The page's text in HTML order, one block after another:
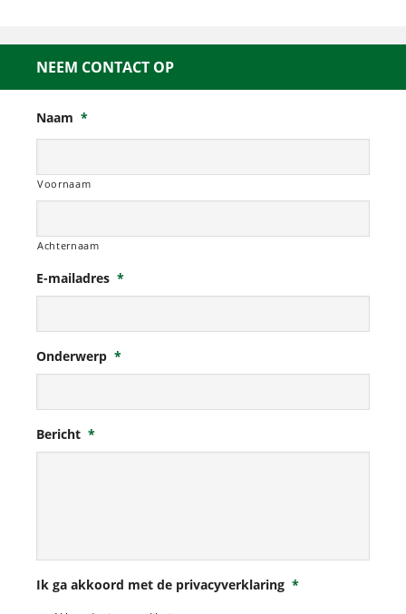
NEEM CONTACT OP
Naam *
Voornaam
Achternaam
E-mailadres *
Onderwerp *
Bericht *
Ik ga akkoord met de privacyverklaring *